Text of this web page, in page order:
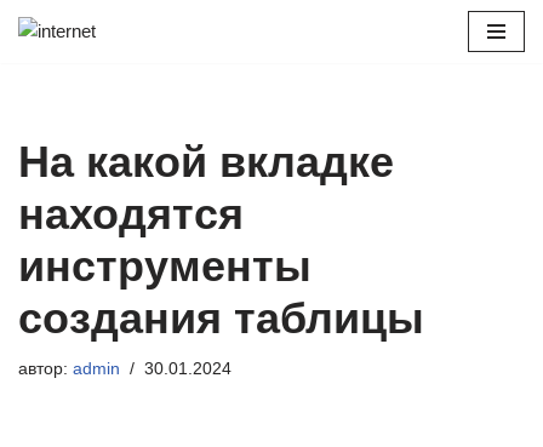
На какой вкладке
находятся
инструменты
создания таблицы
автор: admin 30.01.2024